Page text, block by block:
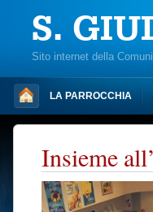
S.
Sito internet della
LA PARROCCHIA
Insieme